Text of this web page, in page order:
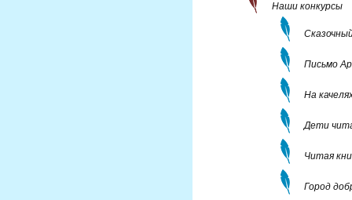
Наши конкурсы
Письмо
На
Дети
Читая
Город